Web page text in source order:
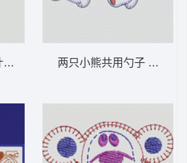
陆军马球队徽章设计 卡通童装章标贴布 两只小熊共用